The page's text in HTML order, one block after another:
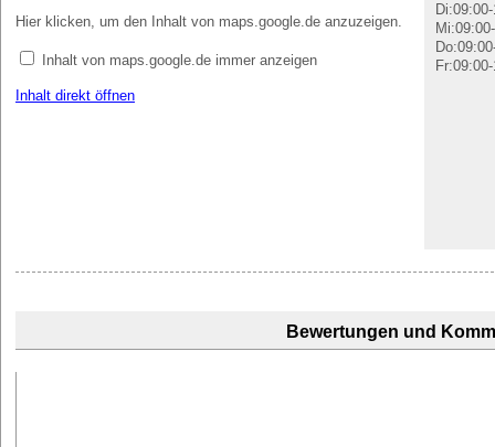
Hier klicken, um den Inhalt von maps.google.de anzuzeigen.
Inhalt von maps.google.de immer anzeigen
Inhalt direkt öffnen
Bewertungen und